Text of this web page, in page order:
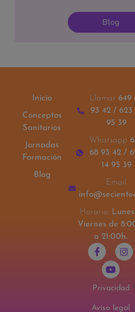
Blog
Inicio
Conceptos
Sanitarios
Jornadas
Formación
Blog
Llamar649
93 42 / 623
95 39
Whatsapp
68 93 42 /
14 95 39
Email
Horario:
Viernes de
a 21:00h.
Privacidad
Aviso legal